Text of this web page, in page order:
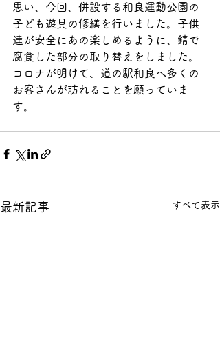
思い、今回、併設する和良運動公園の
子ども遊具の修繕を行いました。子供
達が安全にあの楽しめるように、錆で
腐食した部分の取り替えをしました。
コロナが明けて、道の駅和良へ多くの
お客さんが訪れることを願っていま
す。
最新記事 すべて表示